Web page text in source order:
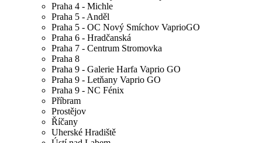
Praha 4 - Michle
Praha 5 - Anděl
Praha 5 - OC Nový Smíchov VaprioGO
Praha 6 - Hradčanská
Praha 7 - Centrum Stromovka
Praha 8
Praha 9 - Galerie Harfa Vaprio GO
Praha 9 - Letňany Vaprio GO
Praha 9 - NC Fénix
Příbram
Prostějov
Říčany
Uherské Hradiště